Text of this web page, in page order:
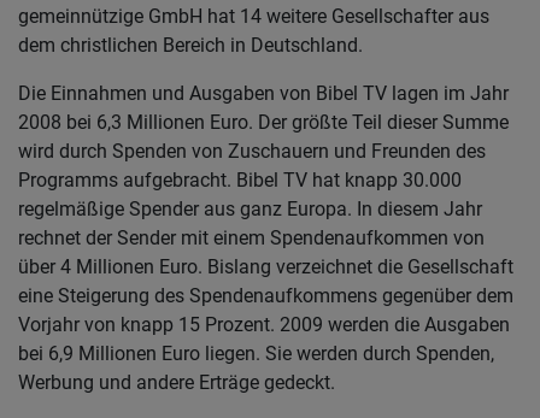
gemeinnützige GmbH hat 14 weitere Gesellschafter aus
dem christlichen Bereich in Deutschland.
Die Einnahmen und Ausgaben von Bibel TV lagen im Jahr
2008 bei 6,3 Millionen Euro. Der größte Teil dieser Summe
wird durch Spenden von Zuschauern und Freunden des
Programms aufgebracht. Bibel TV hat knapp 30.000
regelmäßige Spender aus ganz Europa. In diesem Jahr
rechnet der Sender mit einem Spendenaufkommen von
über 4 Millionen Euro. Bislang verzeichnet die Gesellschaft
eine Steigerung des Spendenaufkommens gegenüber dem
Vorjahr von knapp 15 Prozent. 2009 werden die Ausgaben
bei 6,9 Millionen Euro liegen. Sie werden durch Spenden,
Werbung und andere Erträge gedeckt.